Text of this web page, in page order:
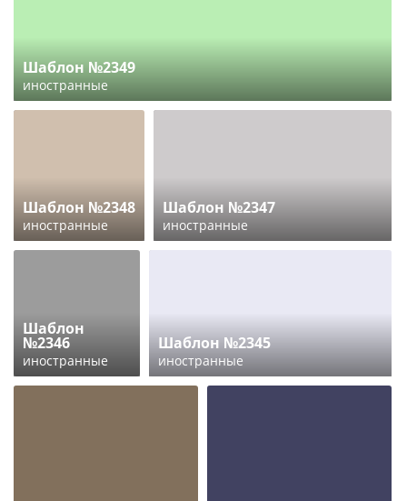
Шаблон №2349
иностранные
Шаблон №2348
иностранные
Шаблон №2347
иностранные
Шаблон
№2346
иностранные
Шаблон №2345
иностранные